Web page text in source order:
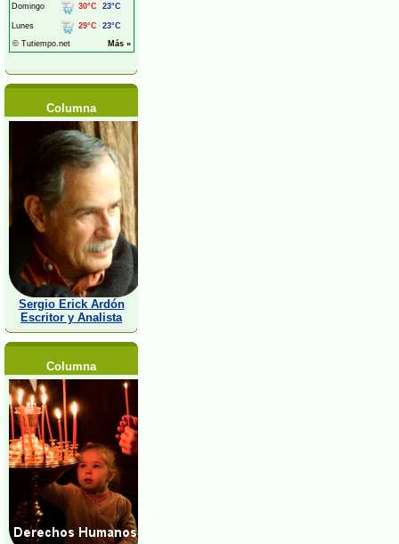
Columna
Sergio Erick Ardón
Escritor y Analista
Columna